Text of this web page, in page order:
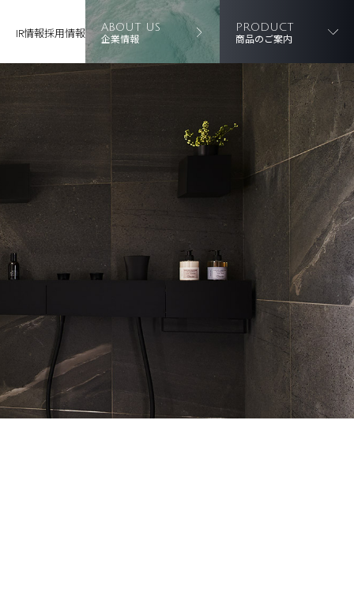
IR情報採用情報 ABOUT US
企業情報
PRODUCT
商品のご案内